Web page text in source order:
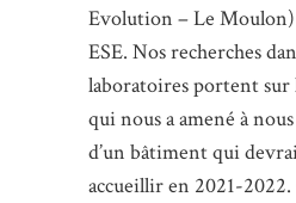
Evolution – Le
ESE. Nos recherches
laboratoires portent sur
qui nous a amené à
d’un bâtiment qui
accueillir en 2021-